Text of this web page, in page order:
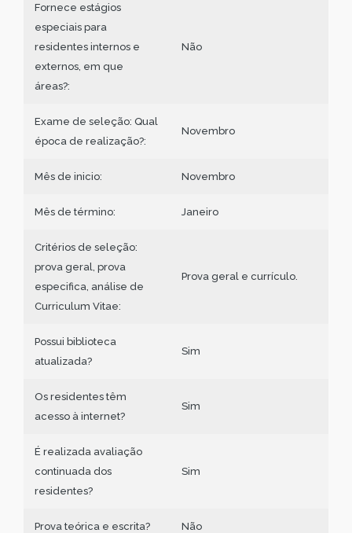
Fornece estágios
especiais para
residentes internos e
externos, em que
áreas?:
Não
Exame de seleção: Qual
época de realização?:
Novembro
Mês de inicio: Novembro
Mês de término: Janeiro
Critérios de seleção:
prova geral, prova
especifica, análise de
Curriculum Vitae:
Prova geral e currículo.
Possui biblioteca
atualizada?
Sim
Os residentes têm
acesso à internet?
Sim
É realizada avaliação
continuada dos
residentes?
Sim
Prova teórica e escrita? Não